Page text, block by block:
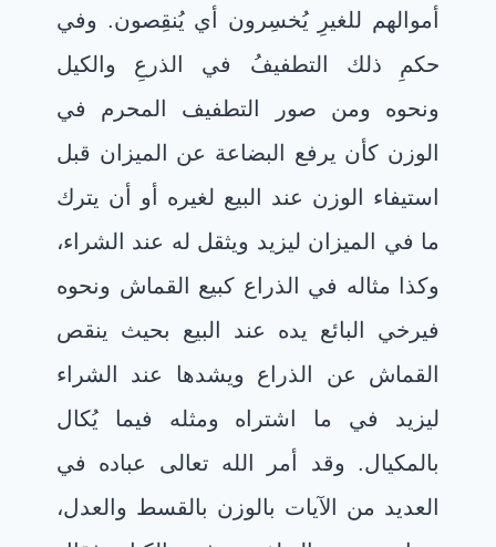
أموالهم للغيرِ يُخسِرون أي يُنقِصون. وفي
حكمِ ذلك التطفيفُ في الذرعِ والكيل
ونحوه ومن صور التطفيف المحرم في
الوزن كأن يرفع البضاعة عن الميزان قبل
استيفاء الوزن عند البيع لغيره أو أن يترك
ما في الميزان ليزيد ويثقل له عند الشراء،
وكذا مثاله في الذراع كبيع القماش ونحوه
فيرخي البائع يده عند البيع بحيث ينقص
القماش عن الذراع ويشدها عند الشراء
ليزيد في ما اشتراه ومثله فيما يُكال
بالمكيال. وقد أمر الله تعالى عباده في
العديد من الآيات بالوزن بالقسط والعدل،